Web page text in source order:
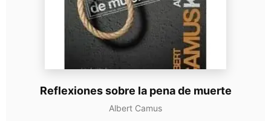
Reflexiones sobre la pena de muerte
Albert Camus